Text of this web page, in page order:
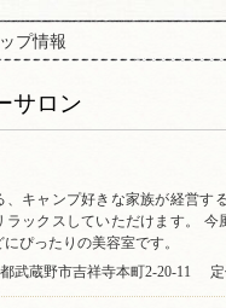
プ情報
サロン
、キャンプ好きな家族が経営す
ラックスしていただけます。
ぴったりの美容室です。
武蔵野市吉祥寺本町2-20-11